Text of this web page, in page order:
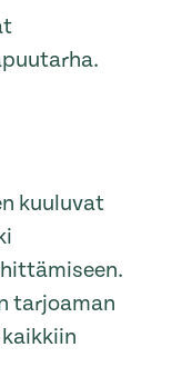
kuuluvat
tarjoaman